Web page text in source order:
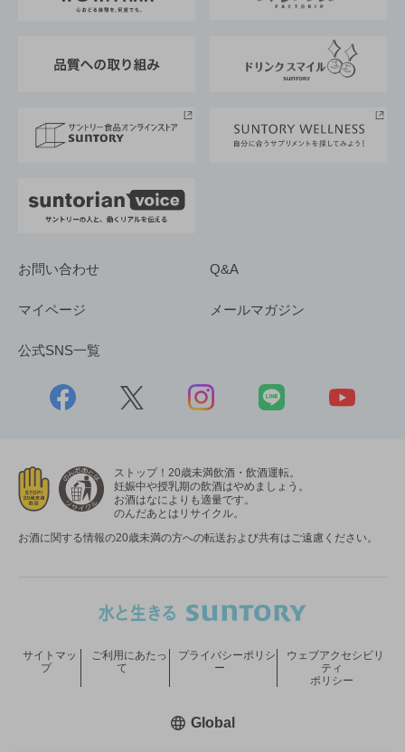
企業概要
採用情報
お問い合わせ Q&A
マイページ メールマガジン
公式SNS一覧
ストップ！20歳未満飲酒・飲酒運転。
妊娠中や授乳期の飲酒はやめましょう。
お酒はなによりも適量です。
のんだあとはリサイクル。
お酒に関する情報の20歳未満の方への転送および共有はご遠慮ください。
サイトマッ
プ
ご利用にあたっ
て
プライバシーポリシ
ー
ウェブアクセシビリ
ティ
ポリシー
Global新しいウィンドウで開く